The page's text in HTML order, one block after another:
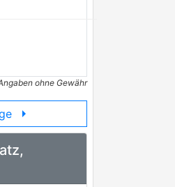
ohne Gewähr
arrow_right